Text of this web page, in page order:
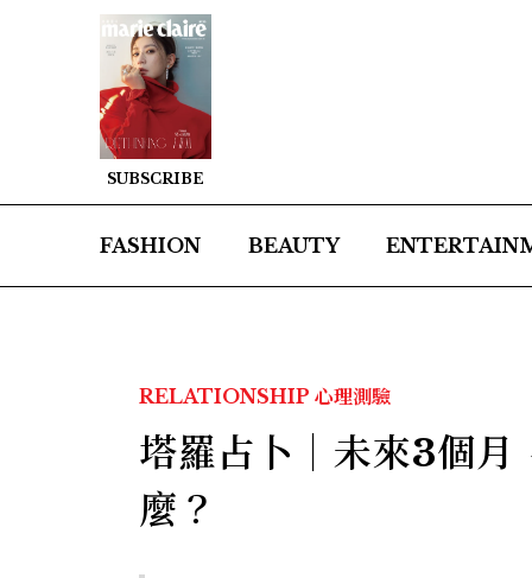
SUBSCRIBE
FASHION BEAUTY
RELATIONSHIP 心理測驗
塔羅占卜｜未來3個月
麼？